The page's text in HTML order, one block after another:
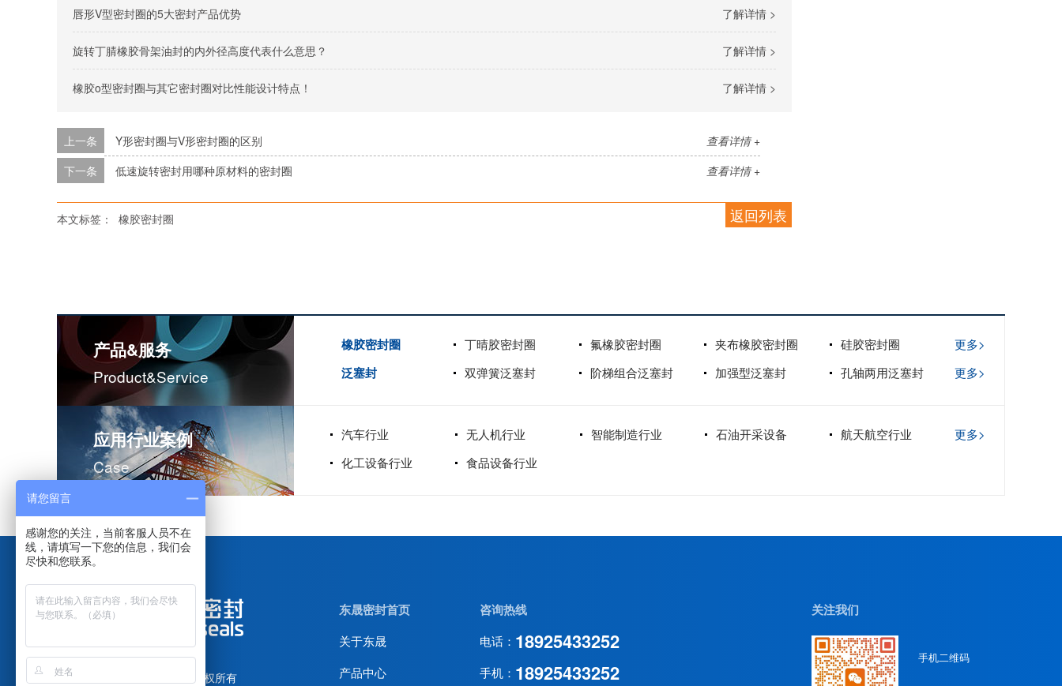
了解详情 >
唇形V型密封圈的5大密封产品优势
了解详情 >
旋转丁腈橡胶骨架油封的内外径高度代表什么意思？
了解详情 >
橡胶o型密封圈与其它密封圈对比性能设计特点！
查看详情 +
上一条
Y形密封圈与V形密封圈的区别
查看详情 +
下一条 低速旋转密封用哪种原材料的密封圈
返回列表
本文标签： 橡胶密封圈
产品&服务
Product&service
橡胶密封圈 丁晴胶密封圈 氟橡胶密封圈 夹布橡胶密封圈 硅胶密封圈 更多>
泛塞封 双弹簧泛塞封 阶梯组合泛塞封 加强型泛塞封 孔轴两用泛塞封 更多>
应用行业案例
Case
汽车行业 无人机行业 智能制造行业 石油开采设备
航天航空行业
化工设备行业
食品设备行业
更多>
广东东晟密封科技有限公司 版权所有
东晟密封首页
关于东晟
产品中心
咨询热线
电话： 18925433252
手机： 18925433252
关注我们
手机二维码
请您留言
感谢您的关注，当前客服人员不在
线，请填写一下您的信息，我们会
尽快和您联系。